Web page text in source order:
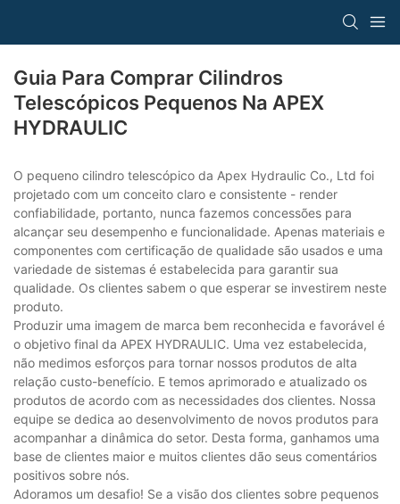
Guia Para Comprar Cilindros
Telescópicos Pequenos Na APEX
HYDRAULIC
O pequeno cilindro telescópico da Apex Hydraulic Co., Ltd foi
projetado com um conceito claro e consistente - render
confiabilidade, portanto, nunca fazemos concessões para
alcançar seu desempenho e funcionalidade. Apenas materiais e
componentes com certificação de qualidade são usados e uma
variedade de sistemas é estabelecida para garantir sua
qualidade. Os clientes sabem o que esperar se investirem neste
produto.
Produzir uma imagem de marca bem reconhecida e favorável é
o objetivo final da APEX HYDRAULIC. Uma vez estabelecida,
não medimos esforços para tornar nossos produtos de alta
relação custo-benefício. E temos aprimorado e atualizado os
produtos de acordo com as necessidades dos clientes. Nossa
equipe se dedica ao desenvolvimento de novos produtos para
acompanhar a dinâmica do setor. Desta forma, ganhamos uma
base de clientes maior e muitos clientes dão seus comentários
positivos sobre nós.
Adoramos um desafio! Se a visão dos clientes sobre pequenos